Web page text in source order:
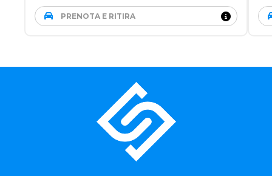
PRENOTA E RITIRA